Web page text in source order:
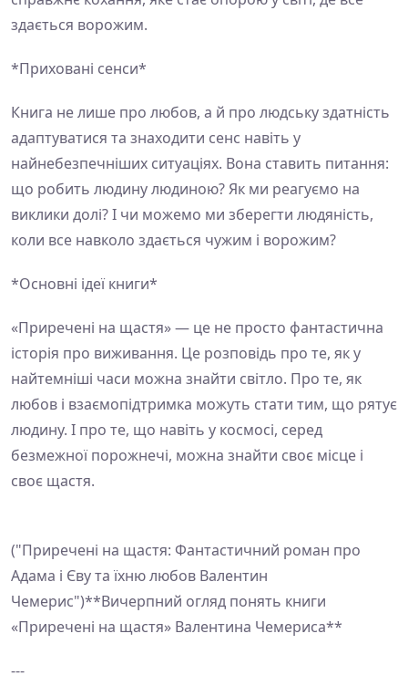
здається ворожим.
*Приховані сенси*
Книга не лише про любов, а й про людську здатність
адаптуватися та знаходити сенс навіть у
найнебезпечніших ситуаціях. Вона ставить питання:
що робить людину людиною? Як ми реагуємо на
виклики долі? І чи можемо ми зберегти людяність,
коли все навколо здається чужим і ворожим?
*Основні ідеї книги*
«Приречені на щастя» — це не просто фантастична
історія про виживання. Це розповідь про те, як у
найтемніші часи можна знайти світло. Про те, як
любов і взаємопідтримка можуть стати тим, що рятує
людину. І про те, що навіть у космосі, серед
безмежної порожнечі, можна знайти своє місце і
своє щастя.
("Приречені на щастя: Фантастичний роман про
Адама і Єву та їхню любов Валентин
Чемерис")**Вичерпний огляд понять книги
«Приречені на щастя» Валентина Чемериса**
---